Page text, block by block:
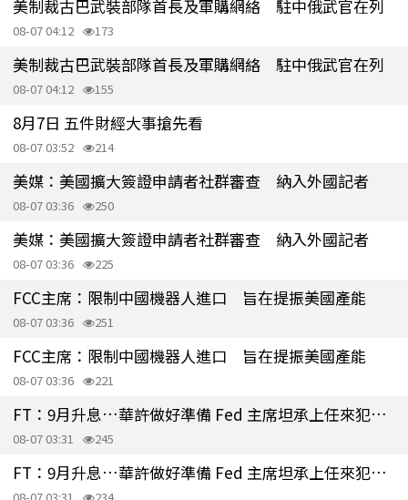
美制裁古巴武裝部隊首長及軍購網絡 駐中俄武官在列
08-07 04:12 173
美制裁古巴武裝部隊首長及軍購網絡 駐中俄武官在列
08-07 04:12 155
8月7日 五件財經大事搶先看
08-07 03:52 214
美媒：美國擴大簽證申請者社群審查 納入外國記者
08-07 03:36 250
美媒：美國擴大簽證申請者社群審查 納入外國記者
08-07 03:36 225
FCC主席：限制中國機器人進口 旨在提振美國產能
08-07 03:36 251
FCC主席：限制中國機器人進口 旨在提振美國產能
08-07 03:36 221
FT：9月升息…華許做好準備 Fed 主席坦承上任來犯了一些錯
08-07 03:31 245
FT：9月升息…華許做好準備 Fed 主席坦承上任來犯了一些錯